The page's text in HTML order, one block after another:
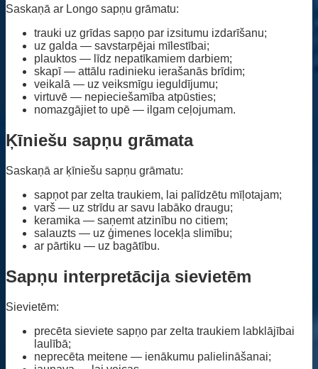
Saskaņā ar Longo sapņu grāmatu:
trauki uz grīdas sapņo par izsitumu izdarīšanu;
uz galda — savstarpējai mīlestībai;
plauktos — līdz nepatīkamiem darbiem;
skapī — attālu radinieku ierašanās brīdim;
veikalā — uz veiksmīgu ieguldījumu;
virtuvē — nepieciešamība atpūsties;
nomazgājiet to upē — ilgam ceļojumam.
Ķīniešu sapņu grāmata
Saskaņā ar ķīniešu sapņu grāmatu:
sapņot par zelta traukiem, lai palīdzētu mīļotajam;
varš — uz strīdu ar savu labāko draugu;
keramika — saņemt atzinību no citiem;
salauzts — uz ģimenes locekļa slimību;
ar pārtiku — uz bagātību.
Sapņu interpretācija sievietēm
Sievietēm:
precēta sieviete sapņo par zelta traukiem labklājībai
laulībā;
neprecēta meitene — ienākumu palielināšanai;